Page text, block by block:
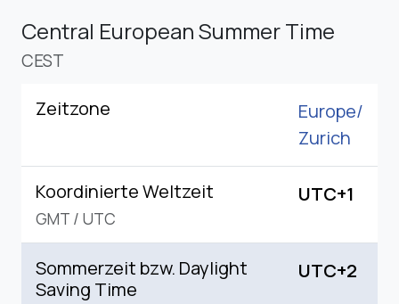
Central European Summer Time
CEST
Zeitzone
Europe/
Zurich
Koordinierte Weltzeit
GMT / UTC
UTC+1
Sommerzeit bzw. Daylight
Saving Time
UTC+2